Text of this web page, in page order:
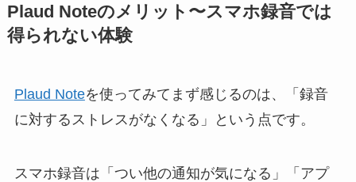
Plaud Noteのメリット〜スマホ録音では
得られない体験
Plaud Noteを使ってみてまず感じるのは、「録音
に対するストレスがなくなる」という点です。
スマホ録音は「つい他の通知が気になる」「アプ